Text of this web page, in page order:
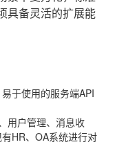
具备灵活的扩展能
于使用的服务端API
用户管理、消息收
HR、OA系统进行对